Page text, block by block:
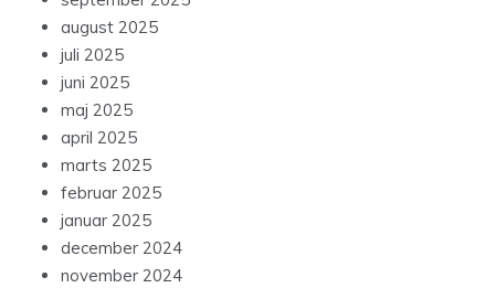
august 2025
juli 2025
juni 2025
maj 2025
april 2025
marts 2025
februar 2025
januar 2025
december 2024
november 2024